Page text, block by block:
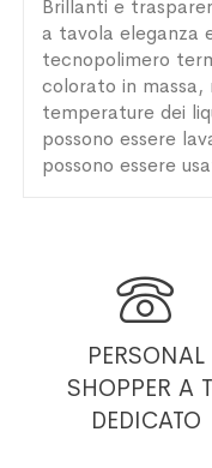
Brillanti e
a tavola eleganza
tecnopolimero
colorato in
temperature dei
possono essere
possono essere

PERSONAL
SHOPPER A
DEDICATO